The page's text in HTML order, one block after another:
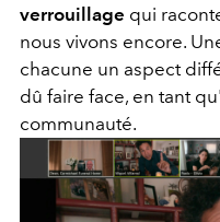
verrouillage qui
nous vivons encore.
chacune un aspect
dû faire face, en tant
communauté.